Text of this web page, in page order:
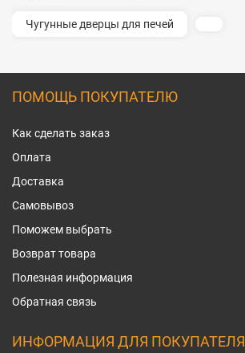
Чугунные дверцы для печей
ПОМОЩЬ ПОКУПАТЕЛЮ
Как сделать заказ
Оплата
Доставка
Самовывоз
Поможем выбрать
Возврат товара
Полезная информация
Обратная связь
ИНФОРМАЦИЯ ДЛЯ ПОКУПАТЕЛЯ